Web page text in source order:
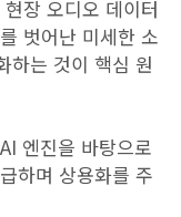
장 오디오 데이터
벗어난 미세한 소
하는 것이 핵심 원
엔진을 바탕으로
하며 상용화를 주